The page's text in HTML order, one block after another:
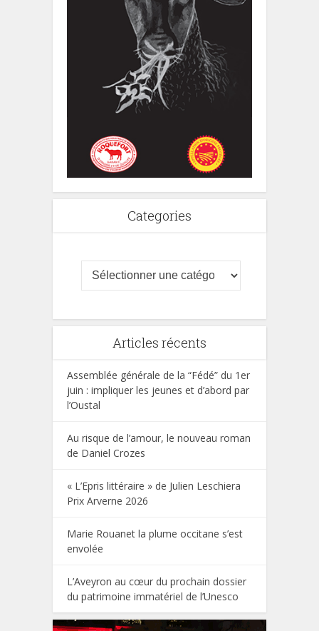
Categories
Articles récents
Assemblée générale de la “Fédé” du 1er
juin : impliquer les jeunes et d’abord par
l’Oustal
Au risque de l’amour, le nouveau roman
de Daniel Crozes
« L’Epris littéraire » de Julien Leschiera
Prix Arverne 2026
Marie Rouanet la plume occitane s’est
envolée
L’Aveyron au cœur du prochain dossier
du patrimoine immatériel de l’Unesco